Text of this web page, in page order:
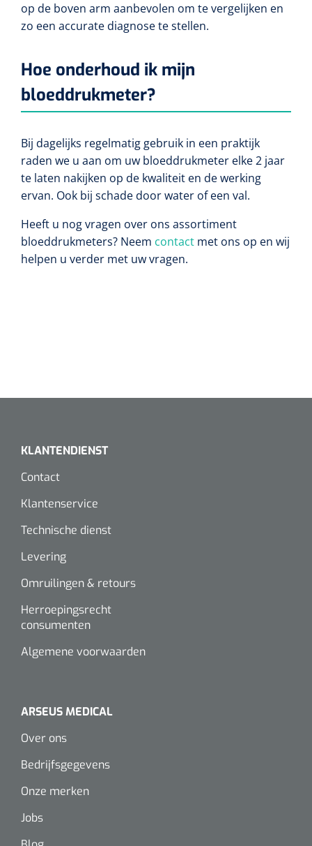
op de boven arm aanbevolen om te vergelijken en
zo een accurate diagnose te stellen.
Hoe onderhoud ik mijn
bloeddrukmeter?
Bij dagelijks regelmatig gebruik in een praktijk
raden we u aan om uw bloeddrukmeter elke 2 jaar
te laten nakijken op de kwaliteit en de werking
ervan. Ook bij schade door water of een val.
Heeft u nog vragen over ons assortiment
bloeddrukmeters? Neem contact met ons op en wij
helpen u verder met uw vragen.
KLANTENDIENST
Contact
Klantenservice
Technische dienst
Levering
Omruilingen & retours
Herroepingsrecht
consumenten
Algemene voorwaarden
ARSEUS MEDICAL
Over ons
Bedrijfsgegevens
Onze merken
Jobs